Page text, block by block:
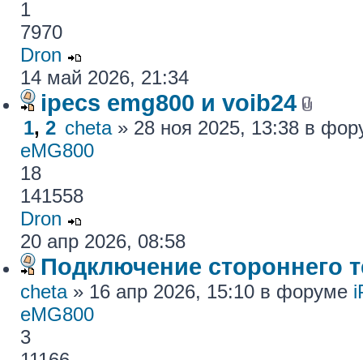
1
7970
Dron
14 май 2026, 21:34
ipecs emg800 и voib24
1, 2 cheta» 28 ноя 2025, 13:38 в
eMG800
18
141558
Dron
20 апр 2026, 08:58
Подключение стороннего
cheta» 16 апр 2026, 15:10 в форуме
eMG800
3